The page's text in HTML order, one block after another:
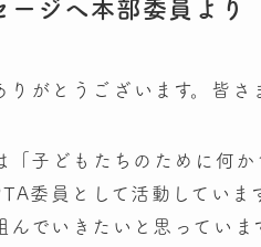
ージへ本部委員より
りがとうございます。皆
「子どもたちのために何
委員として活動してい
でいきたいと思っていま